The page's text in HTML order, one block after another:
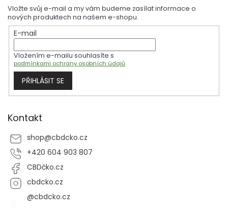
Vložte svůj e-mail a my vám budeme zasílat informace o
nových produktech na našem e-shopu.
E-mail
Vložením e-mailu souhlasíte s
podmínkami ochrany osobních údajů
PŘIHLÁSIT SE
Kontakt
shop@cbdcko.cz
+420 604 903 807
CBDčko.cz
cbdcko.cz
@cbdcko.cz